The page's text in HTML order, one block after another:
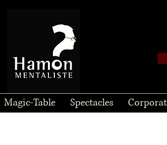
Magic-Table Spectacles